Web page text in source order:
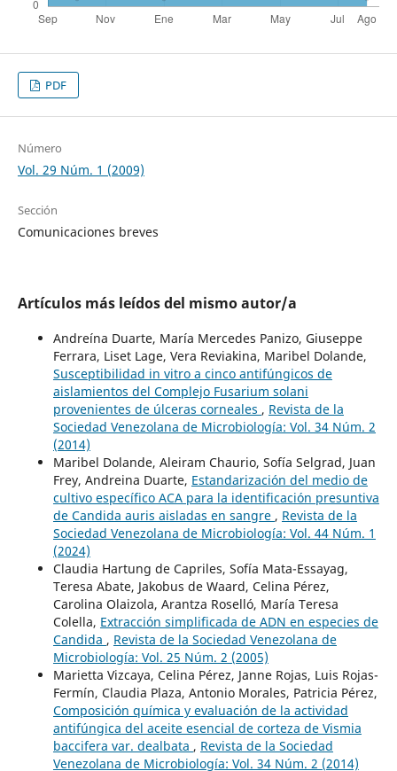
PDF
Número
Vol. 29 Núm. 1 (2009)
Sección
Comunicaciones breves
Artículos más leídos del mismo autor/a
Andreína Duarte, María Mercedes Panizo, Giuseppe
Ferrara, Liset Lage, Vera Reviakina, Maribel Dolande,
Susceptibilidad in vitro a cinco antifúngicos de
aislamientos del Complejo Fusarium solani
provenientes de úlceras corneales , Revista de la
Sociedad Venezolana de Microbiología: Vol. 34 Núm. 2
(2014)
Maribel Dolande, Aleiram Chaurio, Sofía Selgrad, Juan
Frey, Andreina Duarte, Estandarización del medio de
cultivo específico ACA para la identificación presuntiva
de Candida auris aisladas en sangre , Revista de la
Sociedad Venezolana de Microbiología: Vol. 44 Núm. 1
(2024)
Claudia Hartung de Capriles, Sofía Mata-Essayag,
Teresa Abate, Jakobus de Waard, Celina Pérez,
Carolina Olaizola, Arantza Roselló, María Teresa
Colella, Extracción simplificada de ADN en especies de
Candida , Revista de la Sociedad Venezolana de
Microbiología: Vol. 25 Núm. 2 (2005)
Marietta Vizcaya, Celina Pérez, Janne Rojas, Luis Rojas-
Fermín, Claudia Plaza, Antonio Morales, Patricia Pérez,
Composición química y evaluación de la actividad
antifúngica del aceite esencial de corteza de Vismia
baccifera var. dealbata , Revista de la Sociedad
Venezolana de Microbiología: Vol. 34 Núm. 2 (2014)